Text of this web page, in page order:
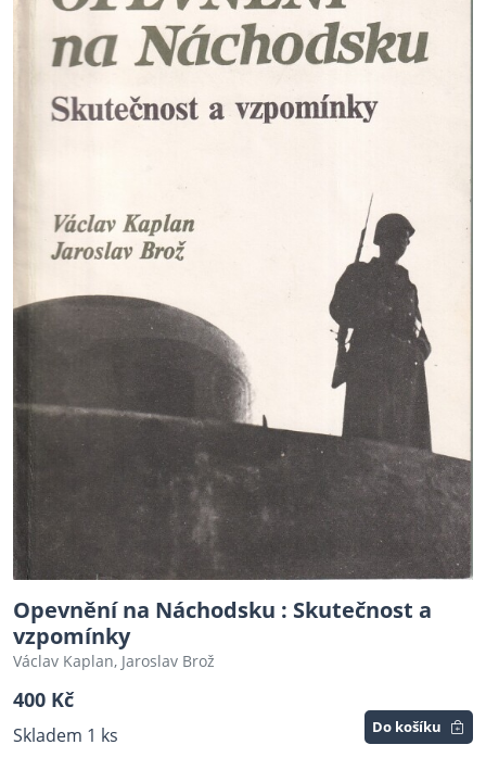
Opevnění na Náchodsku : Skutečnost a
vzpomínky
Václav Kaplan, Jaroslav Brož
400 Kč
Skladem 1 ks Do košíku